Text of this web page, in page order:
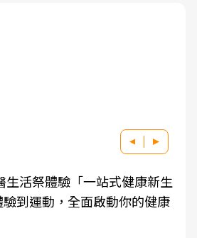
生活祭體驗「一站式健康新生
到運動，全面啟動你的健康